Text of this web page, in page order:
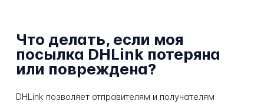
Что делать, если моя
посылка DHLink потеряна
или повреждена?
DHLink позволяет отправителям и получателям